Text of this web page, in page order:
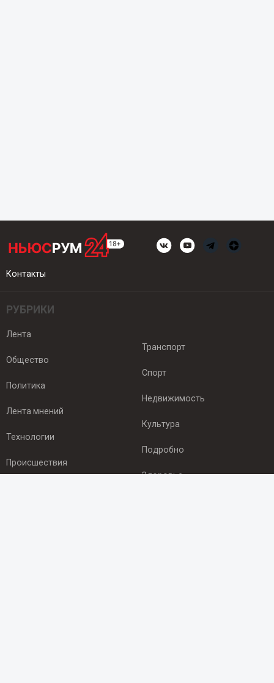
Контакты
РУБРИКИ
Лента
Общество
Политика
Лента мнений
Технологии
Происшествия
Транспорт
Спорт
Недвижимость
Культура
Подробно
Здоровье